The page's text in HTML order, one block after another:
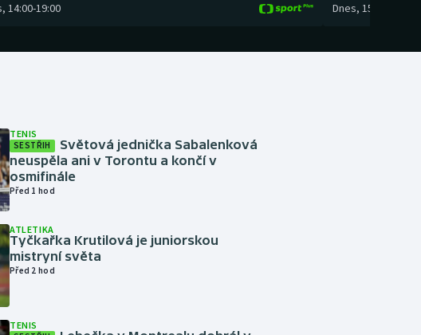
, 14:00-19:00 Dnes, 15:00
TENIS
SESTŘIH
Světová jednička Sabalenková
neuspěla ani v Torontu a končí v
osmifinále
Před 1 hod
ATLETIKA
Tyčkařka Krutilová je juniorskou
mistryní světa
Před 2 hod
TENIS